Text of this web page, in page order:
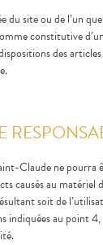
site ou de l’un
constitutive
des
Claude ne pourra
causés au matériel
soit de
indiquées au point